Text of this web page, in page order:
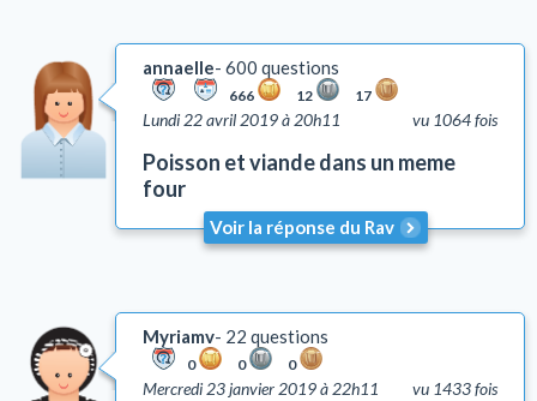
annaelle 600 questions
666 12 17
vu 1064 fois
Lundi 22 avril 2019 à 20h11
Poisson et viande dans un meme
four
Voir la réponse du Rav
Myriamv 22 questions
0 0 0
vu 1433 fois
Mercredi 23 janvier 2019 à 22h11